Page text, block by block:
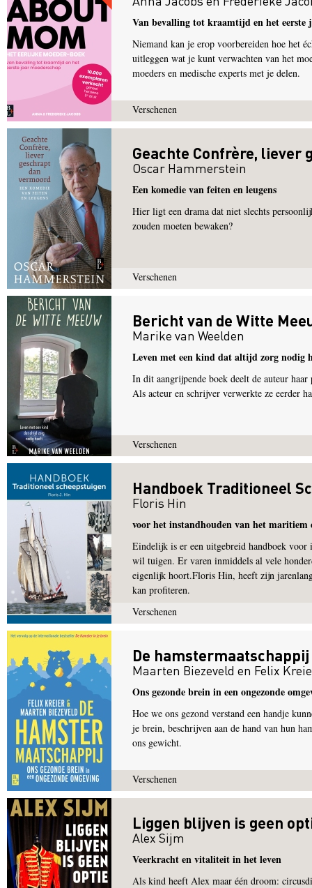
Van bevalling tot kraamtijd en het eerste
Niemand kan je erop voorbereiden hoe het
uitleggen wat je kunt verwachten van het
moeders en medische experts met je delen.
Verschenen
Geachte Confrère, liever
Oscar Hammerstein
Een komedie van feiten en leugens
Hier ligt een drama dat niet slechts
zouden moeten bewaken?
Verschenen
Bericht van de Witte
Marike van Weelden
Leven met een kind dat altijd zorg nodig
In dit aangrijpende boek deelt de auteur
Als acteur en schrijver verwerkte ze eerder
Verschenen
Handboek Traditioneel
Floris Hin
voor het instandhouden van het maritiem
Eindelijk is er een uitgebreid handboek voor
wil tuigen. Er varen inmiddels al vele
eigenlijk hoort.Floris Hin, heeft zijn
kan profiteren.
Verschenen
De hamstermaatschappij
Maarten Biezeveld en Felix
Ons gezonde brein in een ongezonde
Hoe we ons gezond verstand een handje
je brein, beschrijven aan de hand van hun
ons gewicht.
Verschenen
Liggen blijven is geen
Alex Sijm
Veerkracht en vitaliteit in het leven
Als kind heeft Alex maar één droom: